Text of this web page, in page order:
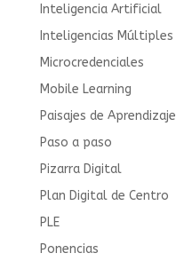
Inteligencia Artificial
Inteligencias Múltiples
Microcredenciales
Mobile Learning
Paisajes de Aprendizaje
Paso a paso
Pizarra Digital
Plan Digital de Centro
PLE
Ponencias